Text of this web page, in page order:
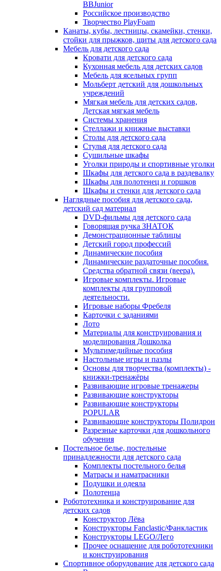
BBJunior
Российское производство
Творчество PlayFoam
Канаты, кубы, лестницы, скамейки, стенки,
стойки для прыжков, щиты для детского сада
Мебель для детского сада
Кровати для детского сада
Кухонная мебель для детских садов
Мебель для ясельных групп
Мольберт детский для дошкольных
учреждений
Мягкая мебель для детских садов,
Детская мягкая мебель
Системы хранения
Стеллажи и книжные выставки
Столы для детского сада
Стулья для детского сада
Сушильные шкафы
Уголки природы и спортивные уголки
Шкафы для детского сада в раздевалку
Шкафы для полотенец и горшков
Шкафы и стенки для детского сада
Наглядные пособия для детского сада,
детский сад материал
DVD-фильмы для детского сада
Говорящая ручка ЗНАТОК
Демонстрационные таблицы
Детский город профессий
Динамические пособия
Динамические раздаточные пособия.
Средства обратной связи (веера).
Игровые комплекты. Игровые
комплекты для групповой
деятельности.
Игровые наборы Фребеля
Карточки с заданиями
Лото
Материалы для конструирования и
моделирования Дошколка
Мультимедийные пособия
Настольные игры и пазлы
Основы для творчества (комплекты) -
книжки-тренажёры
Развивающие игровые тренажеры
Развивающие конструкторы
Развивающие конструкторы
POPULAR
Развивающие конструкторы Полидрон
Разрезные карточки для дошкольного
обучения
Постельное белье, постельные
принадлежности для детского сада
Комплекты постельного белья
Матрасы и наматрасники
Подушки и одеяла
Полотенца
Робототехника и конструирование для
детских садов
Конструктор Лёва
Конструкторы Fanclastic/Фанкластик
Конструкторы LEGO/Лего
Прочее оснащение для робототехники
и конструирования
Спортивное оборудование для детского сада